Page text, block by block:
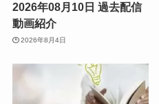
2026年08月10日 過去配信
動画紹介
2026年8月4日